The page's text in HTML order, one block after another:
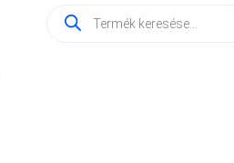
Products
search